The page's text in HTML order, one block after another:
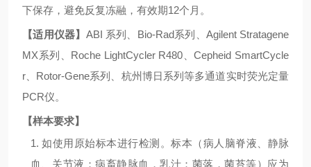
下保存，避免反复冻融，有效期12个月。
【适用仪器】 ABI 系列、 Bio-Rad系列、 Agilent Stratagene
MX系列、 Roche LightCycler R480 、Cepheid SmartCycle
r
Rotor-Gene系列、杭州博日系列等多通道实时荧光定量
PCR仪。
【样本要求】
1.如使用原始标本进行检测。标本（病人脑脊液、静脉
血、关节液；病畜静脉血，乳汁；菌落，菌苔等）应为